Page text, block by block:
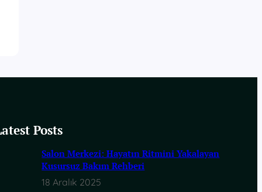
Posts
Salon Merkezi: Hayatın Ritmini Yakalayan
Kusursuz Bakım Rehberi
18 Aralık 2025